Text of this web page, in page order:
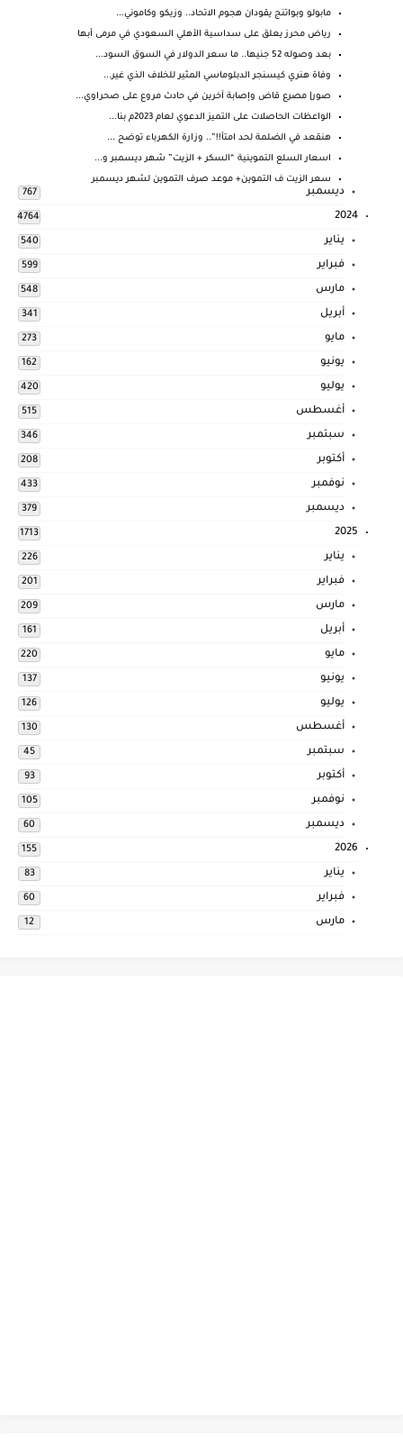
مابولو وبواتنج يقودان هجوم الاتحاد.. وزيكو وكاموني...
رياض محرز يعلق على سداسية الأهلي السعودي في مرمى أبها
بعد وصوله 52 جنيها.. ما سعر الدولار في السوق السود...
وفاة هنري كيسنجر الدبلوماسي المثير للخلاف الذي غير...
صور| مصرع قاض وإصابة آخرين في حادث مروع على صحراوي...
الواعظات الحاصلات على التميز الدعوي لعام 2023م بنا...
هنقعد في الضلمة لحد امتأ!!”.. وزارة الكهرباء توضح ...
اسعار السلع التموينية “السكر + الزيت” شهر ديسمبر و...
سعر الزيت ف التموين+ موعد صرف التموين لشهر ديسمبر
ديسمبر 767
2024
4764
يناير 540
فبراير 599
مارس 548
أبريل 341
مايو 273
يونيو 162
يوليو 420
أغسطس 515
سبتمبر 346
أكتوبر 208
نوفمبر 433
ديسمبر 379
2025
1713
يناير 226
فبراير 201
مارس 209
أبريل 161
مايو 220
يونيو 137
يوليو 126
أغسطس 130
سبتمبر 45
أكتوبر 93
نوفمبر 105
ديسمبر 60
2026
155
يناير 83
فبراير 60
مارس 12